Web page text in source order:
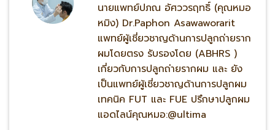
นายแพทย์ปภณ อัศววรฤทธิ์ (คุณหมอ
หมิง) Dr.Paphon Asawaworarit
แพทย์ผู้เชี่ยวชาญด้านการปลูกถ่ายราก
ผมโดยตรง รับรองโดย (ABHRS )
เกี่ยวกับการปลูกถ่ายรากผม และ ยัง
เป็นแพทย์ผู้เชี่ยวชาญด้านการปลูกผม
เทคนิค FUT และ FUE ปรึกษาปลูกผม
แอดไลน์คุณหมอ:@ultima